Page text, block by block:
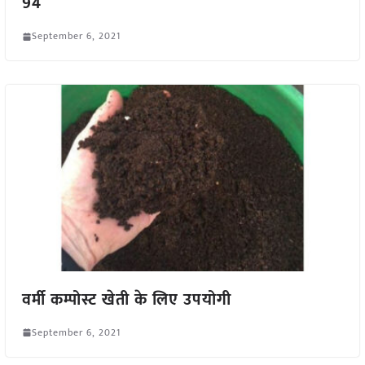
September 6, 2021
वर्मी कम्पोस्ट खेती के लिए उपयोगी
September 6, 2021